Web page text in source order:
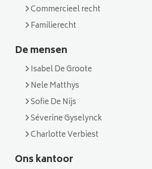
Commercieel recht
Familierecht
De mensen
Isabel De Groote
Nele Matthys
Sofie De Nijs
Séverine Gyselynck
Charlotte Verbiest
Ons kantoor